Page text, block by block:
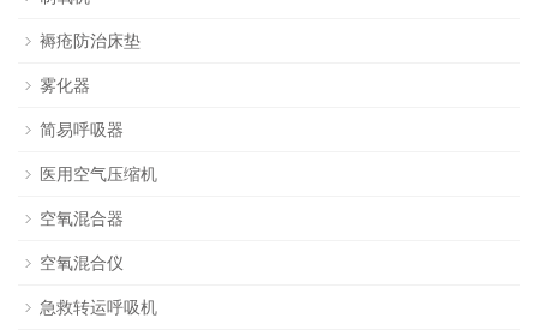
褥疮防治床垫
雾化器
简易呼吸器
医用空气压缩机
空氧混合器
空氧混合仪
急救转运呼吸机